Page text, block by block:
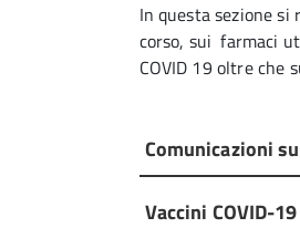
In questa sezione
corso, sui farmaci
COVID 19 oltre che
Comunicazioni
Vaccini COVID-19